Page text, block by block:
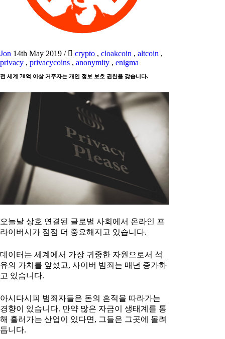
Jon 14th May 2019 / crypto , cloakcoin , altcoin ,
privacy , privacycoins , anonymity , enigma
전 세계 70억 이상 거주자는 개인 정보 보호 권한을 갖습니다.
오늘날 상호 연결된 글로벌 사회에서 온라인 프
라이버시가 점점 더 중요해지고 있습니다.
데이터는 세계에서 가장 귀중한 자원으로서 석
유의 가치를 앞섰고, 사이버 범죄는 매년 증가하
고 있습니다.
아시다시피 범죄자들은 돈의 흔적을 따라가는
경향이 있습니다. 만약 많은 자금이 생태계를 통
해 흘러가는 산업이 있다면, 그들은 그곳에 몰려
듭니다.